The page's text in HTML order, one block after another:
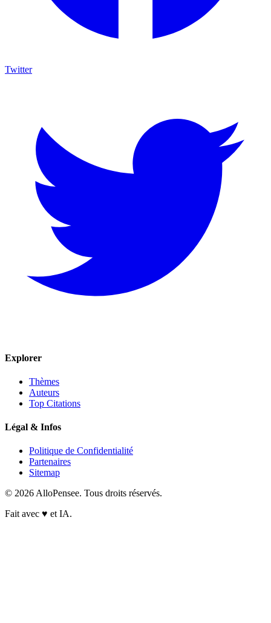
Twitter
Explorer
Thèmes
Auteurs
Top Citations
Légal & Infos
Politique de Confidentialité
Partenaires
Sitemap
© 2026 AlloPensee. Tous droits réservés.
Fait avec ♥ et IA.